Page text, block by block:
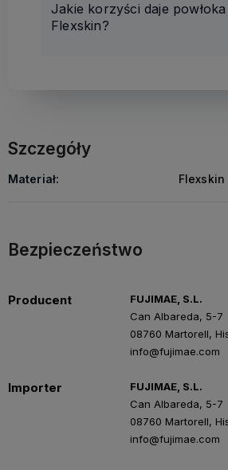
Jakie korzyści daje powłoka
Flexskin?
Szczegóły
Materiał: Flexskin
Bezpieczeństwo
Producent
FUJIMAE, S.L.
Can Albareda, 5-7
08760 Martorell,
info@fujimae.com
Importer
FUJIMAE, S.L.
Can Albareda, 5-7
08760 Martorell,
info@fujimae.com